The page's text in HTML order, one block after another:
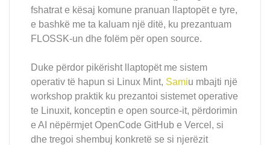
fshatrat e kësaj komune pranuan llaptopët e tyre,
e bashkë me ta kaluam një ditë, ku prezantuam
FLOSSK-un dhe folëm për open source.
Duke përdor pikërisht llaptopët me sistem
operativ të hapun si Linux Mint, Samiu mbajti një
workshop praktik ku prezantoi sistemet operative
te Linuxit, konceptin e open source-it, përdorimin
e AI nëpërmjet OpenCode GitHub e Vercel, si
dhe tregoi shembuj konkretë se si njerëzit